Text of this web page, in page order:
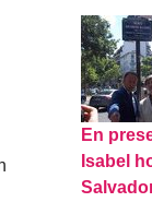
En
Isabel